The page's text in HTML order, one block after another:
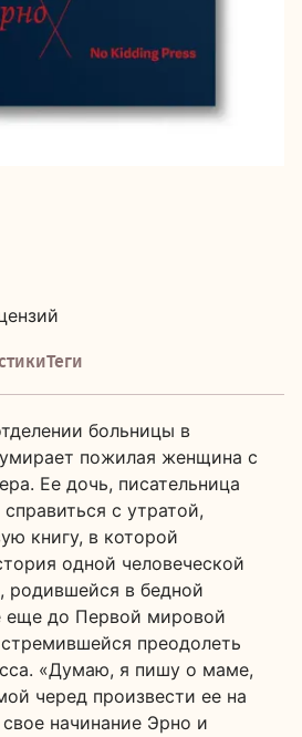
Теги
больницы в
пожилая женщина с
Ее дочь, писательница
с утратой,
книгу, в которой
одной человеческой
в бедной
еще до Первой мировой
преодолеть
«Думаю, я пишу о маме,
черед произвести ее на
начинание Эрно и